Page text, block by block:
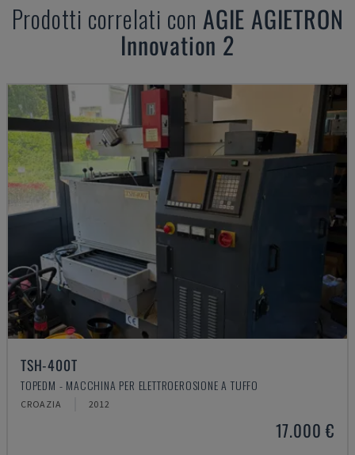
Prodotti correlati con AGIE AGIETRON
Innovation 2
TSH-400T
TOPEDM - MACCHINA PER ELETTROEROSIONE A TUFFO
CROAZIA 2012
17.000 €